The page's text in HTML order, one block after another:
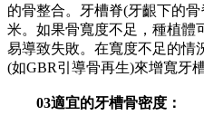
的骨整合。牙槽脊(牙齦下的
米。如果骨寬度不足，種植體
易導致失敗。在寬度不足的情
(如GBR引導骨再生)來增寬牙槽
03適宜的牙槽骨密度：